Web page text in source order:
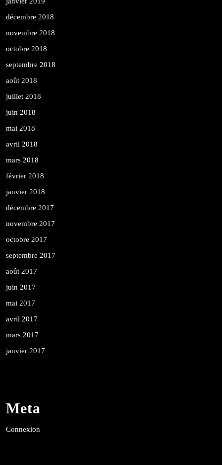
décembre 2018
novembre 2018
octobre 2018
septembre 2018
août 2018
juillet 2018
juin 2018
mai 2018
avril 2018
mars 2018
février 2018
janvier 2018
décembre 2017
novembre 2017
octobre 2017
septembre 2017
août 2017
juin 2017
mai 2017
avril 2017
mars 2017
janvier 2017
Meta
Connexion